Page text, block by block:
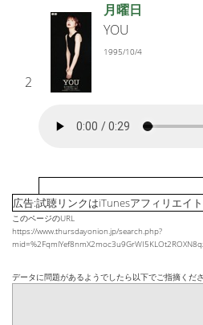
2
月曜日
YOU
1995/10/4
広告:試聴リンクはiTunesアフィリエイ
このページのURL
https://www.thursdayonion.jp/search.php?
データに問題があるようでしたら以下でご指摘くだ